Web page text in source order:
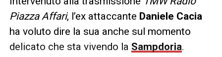
Piazza Affari, l’ex attaccante Daniele Cacia
ha voluto dire la sua anche sul momento
delicato che sta vivendo la Sampdoria.